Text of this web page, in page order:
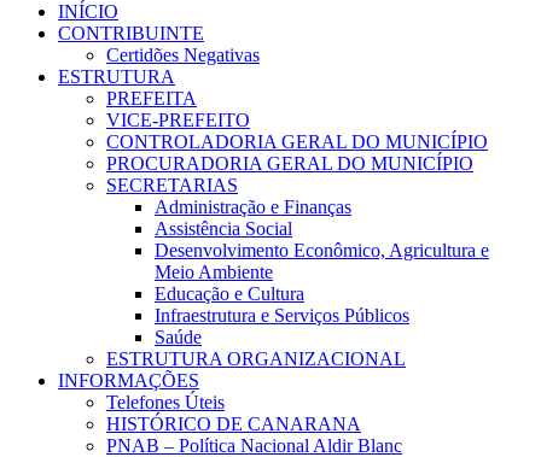
INÍCIO
CONTRIBUINTE
Certidões Negativas
ESTRUTURA
PREFEITA
VICE-PREFEITO
CONTROLADORIA GERAL DO MUNICÍPIO
PROCURADORIA GERAL DO MUNICÍPIO
SECRETARIAS
Administração e Finanças
Assistência Social
Desenvolvimento Econômico, Agricultura e
Meio Ambiente
Educação e Cultura
Infraestrutura e Serviços Públicos
Saúde
ESTRUTURA ORGANIZACIONAL
INFORMAÇÕES
Telefones Úteis
HISTÓRICO DE CANARANA
PNAB – Política Nacional Aldir Blanc